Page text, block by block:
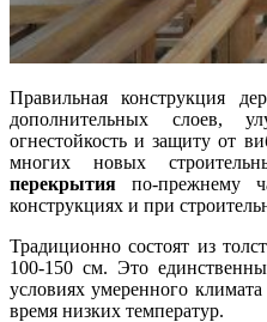
Правильная конструкция
дополнительных слоев,
огнестойкость и защиту от
многих новых
перекрытия по-прежнему
конструкциях и при
Традиционно состоят из
100-150 см. Это
условиях умеренного
время низких температур.